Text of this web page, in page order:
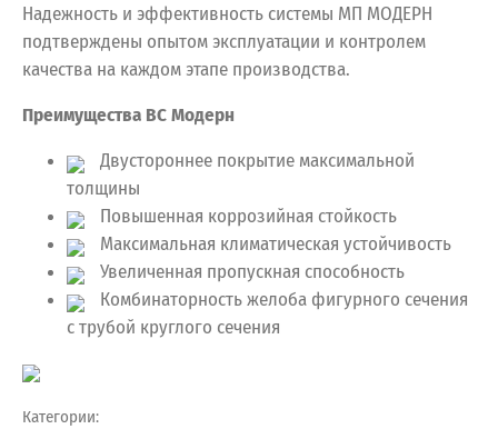
Надежность и эффективность системы МП МОДЕРН
подтверждены опытом эксплуатации и контролем
качества на каждом этапе производства.
Преимущества ВС Модерн
Двустороннее покрытие максимальной
толщины
Повышенная коррозийная стойкость
Максимальная климатическая устойчивость
Увеличенная пропускная способность
Комбинаторность желоба фигурного сечения
с трубой круглого сечения
Категории: